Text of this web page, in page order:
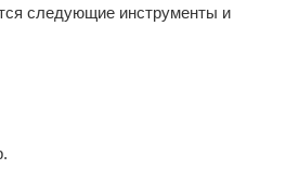
следующие инструменты и